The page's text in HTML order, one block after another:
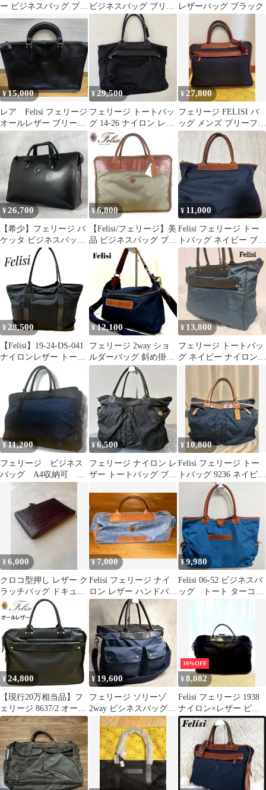
ー ビジネスバッグ ブラ
ウン
ビジネスバッグ ブリー
フケース ネイビー
レザーバッグ ブラック
¥ 15,000
レア Felisi フェリージ
オールレザー ブリーフ
ケース 9841 ブラック
¥29,500
フェリージ トートバッ
グ 14-26 ナイロン レザ
ー イタリア製 ブラッ
¥ 27,800
フェリージ FELISI バ
ッグ メンズ ブリーフケ
ース 8637/2/DS
¥26,700
【希少】フェリージ バ
ケッタ ビジネスバッグ
オールレザー A4収納可
ブラック
¥6,800
【Felisi/フェリージ】美
品 ビジネスバッグ ブリ
ーフケース カーキ
¥ 11,000
Felisi フェリージ トー
トバッグ ネイビー ブラ
ウン
¥ 28,500
【Felisi】19-24-DS-041
ナイロンレザー トート
バッグ ブラック
¥12,100
フェリージ 2way ショ
ルダーバッグ 斜め掛け
肩掛け ナイロン ネイビ
¥ 13,800
フェリージ トートバッ
グ ネイビー ナイロン/
¥11,200
フェリージ ビジネス
バッグ A4収納可 ナ
イロン レザー ネイ
¥6,500
フェリージ ナイロン レ
ザー トートバッグ ブラ
¥ 10,800
Felisi フェリージ トー
トバッグ 9236 ネイビー
ナイロン×レザー
¥6,000
クロコ型押し レザー ク
ラッチバッグ ドキュメ
ントケース
¥7,000
Felisi フェリージ ナイ
ロン レザー ハンドバッ
グ
¥9,980
Felisi 06-52 ビジネスバ
ッグ トート ターコイ
¥24,800
【現行20万相当品】フ
ェリージ 8637/2 オール
レザー ビジネスバッグ
黒
¥19,600
フェリージ ソリーゾ
2way ビシネスバッグ
ネイビー×黒 レザー ナ
イロン
10%OFF
¥8,082
Felisi フェリージ 1938
ナイロン×レザー ビジ
ネスバッグ ブラック